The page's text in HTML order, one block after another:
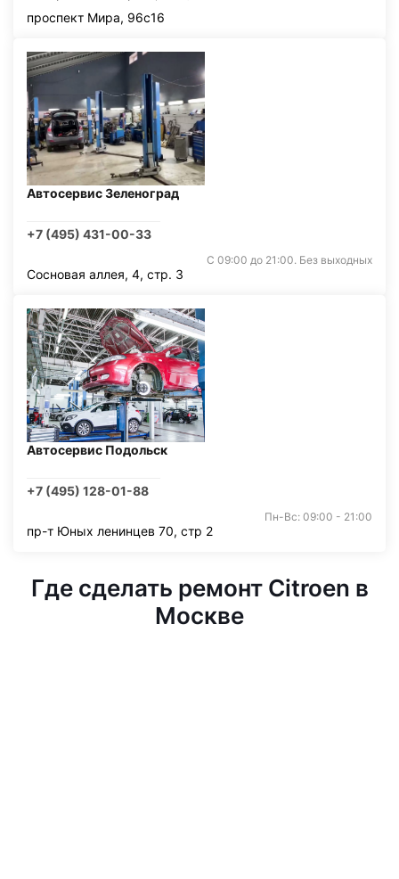
проспект Мира, 96с16
Автосервис Зеленоград
+7 (495) 431-00-33
С 09:00 до 21:00. Без выходных
Сосновая аллея, 4, стр. 3
Автосервис Подольск
+7 (495) 128-01-88
Пн-Вс: 09:00 - 21:00
пр-т Юных ленинцев 70, стр 2
Где сделать ремонт Citroen в
Москве